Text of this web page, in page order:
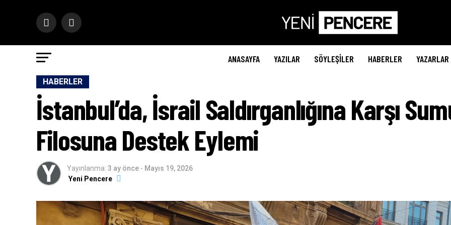
ANASAYFA YAZILAR SÖYLEŞILER HABERLER YAZARLAR
HABERLER
İstanbul’da, İsrail Saldırganlığına Karşı
Filosuna Destek Eylemi
Yayınlanma: 3 ay önce - Mayıs 19, 2026
Yeni Pencere